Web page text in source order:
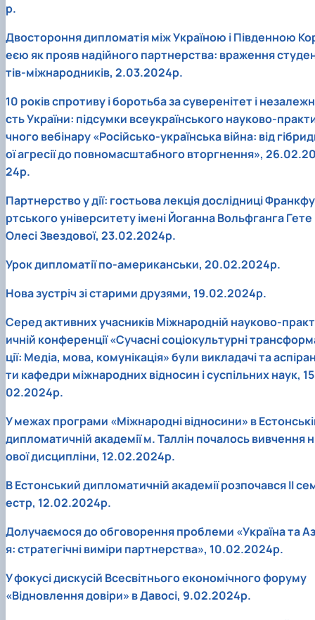
р.
Двостороння дипломатія між Україною і Південною
еєю як прояв надійного партнерства: враження
тів-міжнародників, 2.03.2024р.
10 років спротиву і боротьба за суверенітет і
сть України: підсумки всеукраїнського науково-
чного вебінару «Російсько-українська війна: від
ої агресії до повномасштабного вторгнення»,
24р.
Партнерство у дії: гостьова лекція дослідниці Франкфу
ртського університету імені Йоганна Вольфганга Гете
Олесі Звездової, 23.02.2024р.
Урок дипломатії по-американськи, 20.02.2024р.
Нова зустріч зі старими друзями, 19.02.2024р.
Серед активних учасників Міжнародній науково-практ
ичній конференції «Сучасні соціокультурні
ції: Медіа, мова, комунікація» були викладачі та
ти кафедри міжнародних відносин і суспільних наук,
02.2024р.
У межах програми «Міжнародні відносини» в
дипломатичній академії м. Таллін почалось вивчення н
ової дисципліни, 12.02.2024р.
В Естонський дипломатичній академії розпочався ІІ
естр, 12.02.2024р.
Долучаємося до обговорення проблеми «Україна та
я: стратегічні виміри партнерства», 10.02.2024р.
У фокусі дискусій Всесвітнього економічного форуму
«Відновлення довіри» в Давосі, 9.02.2024р.